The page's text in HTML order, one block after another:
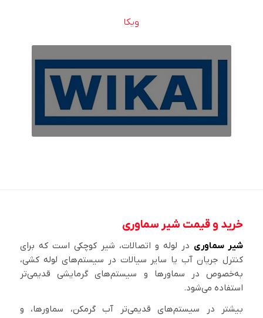
ویکا
خرید و قیمت شیر سماوری
شیر سماوری در لوله و اتصالات، شیر کوچکی است که برای
کنترل جریان آب یا سایر سیالات در سیستم‌های لوله کشی،
به‌خصوص در سماورها و سیستم‌های گرمایشی قدیمی‌تر
استفاده می‌شود.
بیشتر در سیستم‌های قدیمی‌تر آب گرمکن، سماورها، و